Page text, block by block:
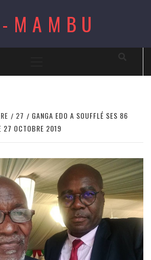
MAMBU
27
GANGA EDO A SOUFFLÉ SES 86
27 OCTOBRE 2019